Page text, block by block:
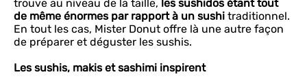
trouve au niveau de la taille, les sushidos étant tout
de même énormes par rapport à un sushi traditionnel.
En tout les cas, Mister Donut offre là une autre façon
de préparer et déguster les sushis.
Les sushis, makis et sashimi inspirent